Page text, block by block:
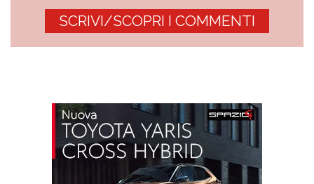
SCRIVI/SCOPRI I COMMENTI